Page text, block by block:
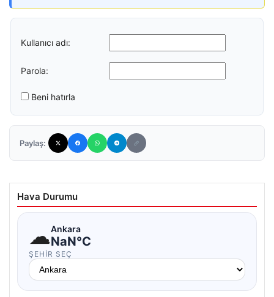
Kullanıcı adı:
Parola:
Beni hatırla
Paylaş:
Hava Durumu
☁Ankara
NaN°C
ŞEHIR SEÇ